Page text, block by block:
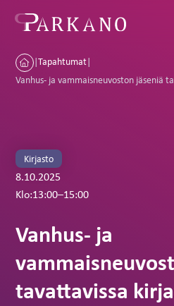
|Tapahtumat|
Vanhus- ja vammaisneuvoston jäseniä
Kirjasto
8.10.2025
Klo:13:00–15:00
Vanhus- ja
tavattavissa